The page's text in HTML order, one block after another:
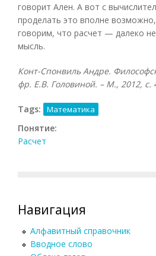
говорит Ален. А вот с
проделать это вполне
говорим, что расчет — далеко
мысль.
Конт-Спонвиль Андре.
фр. Е.В. Головиной. – М., 2012, с.
Tags: Математика
Понятие:
Расчет
Навигация
Алфавитный справочник
Вводное слово